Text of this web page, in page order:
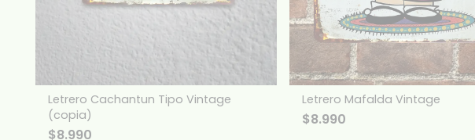
Letrero Cachantun Tipo Vintage
(copia)
$8.990
Letrero Mafalda Vintage
$8.990